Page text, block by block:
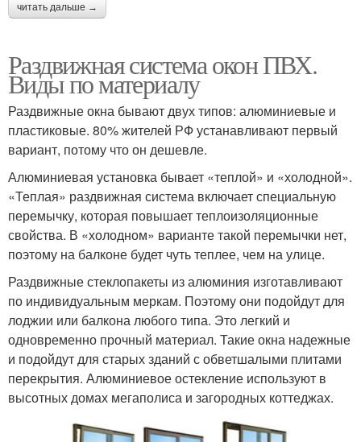
читать дальше →
Раздвижная система окон ПВХ.
Виды по материалу
Раздвижные окна бывают двух типов: алюминиевые и
пластиковые. 80% жителей РФ устанавливают первый
вариант, потому что он дешевле.
Алюминиевая установка бывает «теплой» и «холодной».
«Теплая» раздвижная система включает специальную
перемычку, которая повышает теплоизоляционные
свойства. В «холодном» варианте такой перемычки нет,
поэтому на балконе будет чуть теплее, чем на улице.
Раздвижные стеклопакеты из алюминия изготавливают
по индивидуальным меркам. Поэтому они подойдут для
лоджии или балкона любого типа. Это легкий и
одновременно прочный материал. Такие окна надежные
и подойдут для старых зданий с обветшалыми плитами
перекрытия. Алюминиевое остекление используют в
высотных домах мегаполиса и загородных коттеджах.